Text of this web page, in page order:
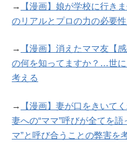
→
【漫画】娘が学校に行き
のリアルとプロの力の必要
→
【漫画】消えたママ友【
の何を知ってますか？…世に
考える
→
【漫画】妻が口をきいて
妻への“ママ”呼びが全てを語
マ”と呼び合うことの弊害を